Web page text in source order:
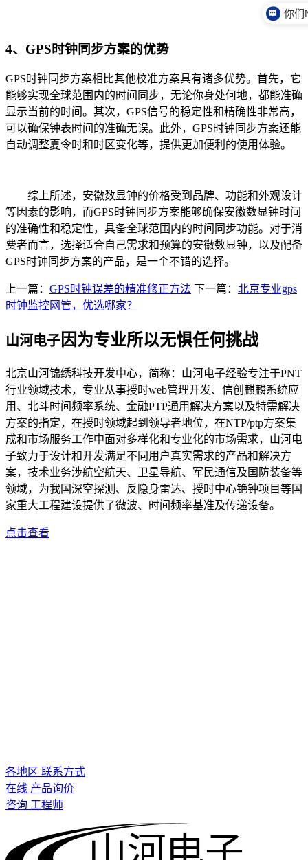
4、GPS时钟同步方案的优势
GPS时钟同步方案相比其他校准方案具有诸多优势。首先，它
能够实现全球范围内的时间同步，无论你身处何地，都能准确
显示当前的时间。其次，GPS信号的稳定性和精确性非常高，
可以确保钟表时间的准确无误。此外，GPS时钟同步方案还能
自动调整夏令时和时区变化等，提供更加便利的使用体验。
综上所述，安徽数显钟的价格受到品牌、功能和外观设计
等因素的影响，而GPS时钟同步方案能够确保安徽数显钟时间
的准确性和稳定性，具备全球范围内的时间同步功能。对于消
费者而言，选择适合自己需求和预算的安徽数显钟，以及配备
GPS时钟同步方案的产品，是一个不错的选择。
上一篇： GPS时钟误差的精准修正方法 下一篇： 北京专业gps
时钟监控网管，优选哪家？
山河电子因为专业所以无惧任何挑战
北京山河锦绣科技开发中心，简称：山河电子经验专注于PNT
行业领域技术，专业从事授时web管理开发、信创麒麟系统应
用、北斗时间频率系统、金融PTP通用解决方案以及特需解决
方案的指定，在授时领域起到领导者地位，在NTP/ptp方案集
成和市场服务工作中面对多样化和专业化的市场需求，山河电
子致力于设计和开发满足不同用户真实需求的产品和解决方
案，技术业务涉航空航天、卫星导航、军民通信及国防装备等
领域，为我国深空探测、反隐身雷达、授时中心铯钟项目等国
家重大工程建设提供了微波、时间频率基准及传递设备。
点击查看
各地区 联系方式
在线 产品询价
咨询 工程师